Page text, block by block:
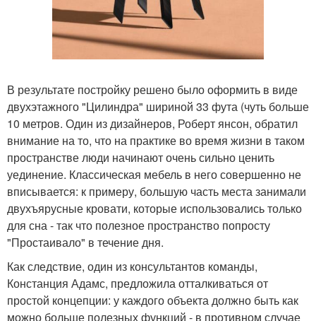
В результате постройку решено было оформить в виде
двухэтажного "Цилиндра" шириной 33 фута (чуть больше
10 метров. Один из дизайнеров, Роберт янсон, обратил
внимание на то, что на практике во время жизни в таком
пространстве люди начинают очень сильно ценить
уединение. Классическая мебель в него совершенно не
вписывается: к примеру, большую часть места занимали
двухъярусные кровати, которые использовались только
для сна - так что полезное пространство попросту
"Простаивало" в течение дня.
Как следствие, один из консультантов команды,
Констанция Адамс, предложила отталкиваться от
простой концепции: у каждого объекта должно быть как
можно больше полезных функций - в противном случае